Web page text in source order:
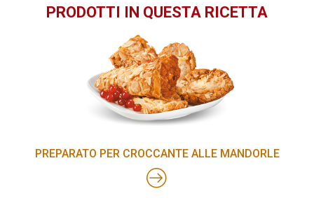
PRODOTTI IN QUESTA RICETTA
PREPARATO PER CROCCANTE ALLE MANDORLE